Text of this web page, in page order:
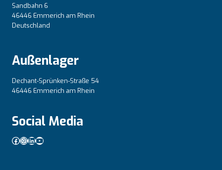
Sandbahn 6
46446 Emmerich am Rhein
Deutschland
Außenlager
Dechant-Sprünken-Straße 54
46446 Emmerich am Rhein
Social Media
Facebook
Instagram
LinkedIn
YouTube